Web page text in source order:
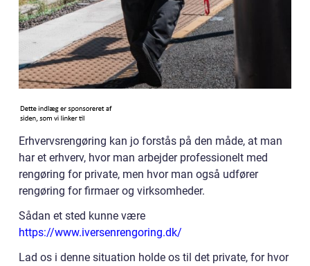
Erhvervsrengøring kan jo forstås på den måde, at man
har et erhverv, hvor man arbejder professionelt med
rengøring for private, men hvor man også udfører
rengøring for firmaer og virksomheder.
Sådan et sted kunne være
https://www.iversenrengoring.dk/
Lad os i denne situation holde os til det private, for hvor